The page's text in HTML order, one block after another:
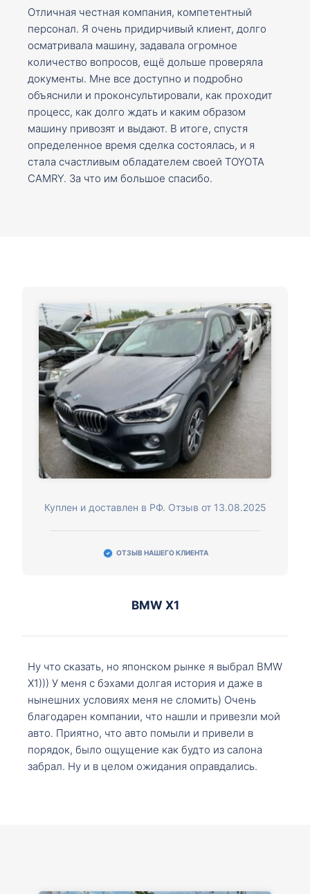
Отличная честная компания, компетентный
персонал. Я очень придирчивый клиент, долго
осматривала машину, задавала огромное
количество вопросов, ещё дольше проверяла
документы. Мне все доступно и подробно
объяснили и проконсультировали, как проходит
процесс, как долго ждать и каким образом
машину привозят и выдают. В итоге, спустя
определенное время сделка состоялась, и я
стала счастливым обладателем своей TOYOTA
CAMRY. За что им большое спасибо.
Куплен и доставлен в РФ. Отзыв от 13.08.2025
ОТЗЫВ НАШЕГО КЛИЕНТА
BMW X1
Ну что сказать, но японском рынке я выбрал BMW
X1))) У меня с бэхами долгая история и даже в
нынешних условиях меня не сломить) Очень
благодарен компании, что нашли и привезли мой
авто. Приятно, что авто помыли и привели в
порядок, было ощущение как будто из салона
забрал. Ну и в целом ожидания оправдались.